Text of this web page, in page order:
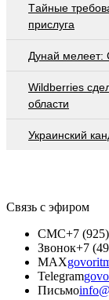
Тaйныe
приcлугa
Дунай мелеет:
Wildberries
области
Украинский
Связь с эфиром
СМС+7
Звонок+7
MAX
Telegram
Письмо